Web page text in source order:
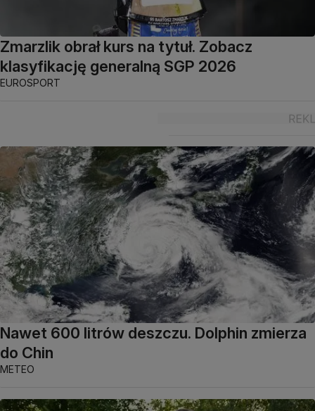
Zmarzlik obrał kurs na tytuł. Zobacz
klasyfikację generalną SGP 2026
EUROSPORT
Nawet 600 litrów deszczu. Dolphin zmierza
do Chin
METEO